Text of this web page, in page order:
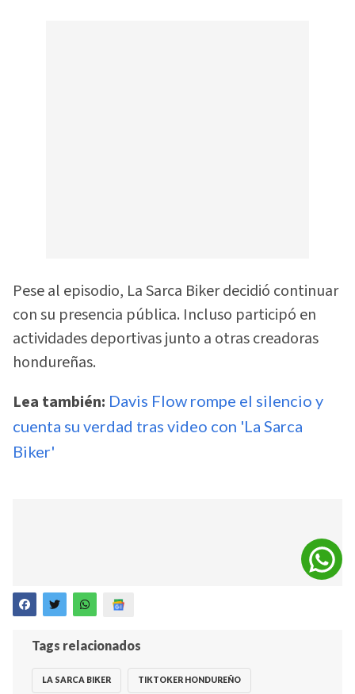
Pese al episodio, La Sarca Biker decidió continuar
con su presencia pública. Incluso participó en
actividades deportivas junto a otras creadoras
hondureñas.
Lea también: Davis Flow rompe el silencio y
cuenta su verdad tras video con 'La Sarca
Biker'
Tags relacionados
LA SARCA BIKER TIKTOKER HONDUREÑO